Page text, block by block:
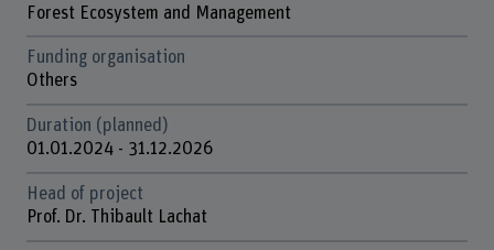
Forest Ecosystem and Management
Funding organisation
Others
Duration (planned)
01.01.2024 - 31.12.2026
Head of project
Prof. Dr. Thibault Lachat